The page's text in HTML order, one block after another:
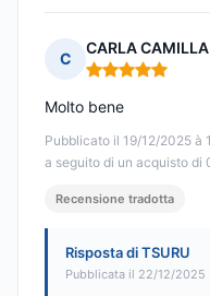
C
CARLA CAMILLA
Nota: 5 su 5
Pubblicato il 19/12/2025 à
a seguito di un acquisto di
Molto bene
Recensione tradotta
Risposta di TSURU
Pubblicata il 22/12/2025